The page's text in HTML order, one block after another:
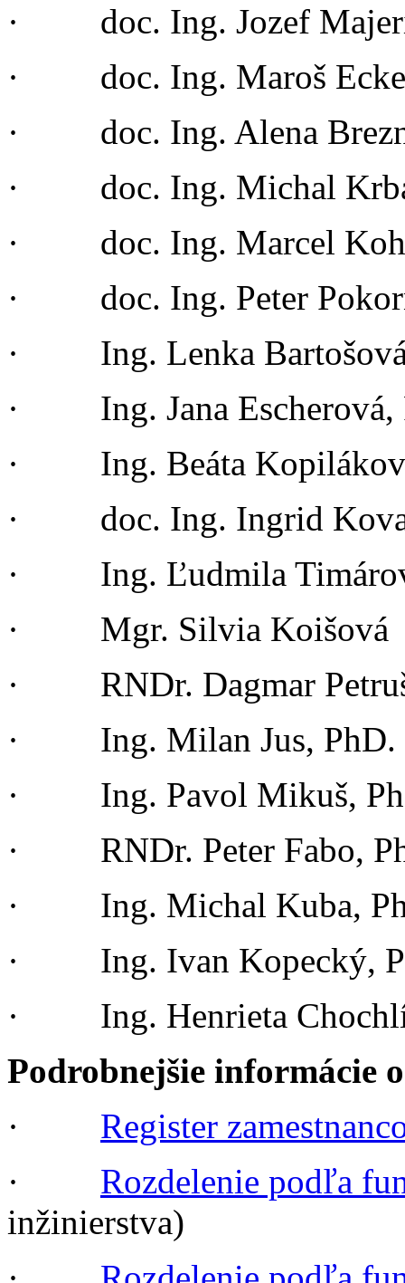
· doc. Ing. Jozef
· doc. Ing. Maroš
· doc. Ing. Alena
· doc. Ing. Michal
· doc. Ing. Marcel
· doc. Ing. Peter
· Ing. Lenka
· Ing. Jana Escherová,
· Ing. Beáta
· doc. Ing. Ingrid
· Ing. Ľudmila
· Mgr. Silvia Koišová
· RNDr. Dagmar
· Ing. Milan Jus, PhD.
· Ing. Pavol Mikuš,
· RNDr. Peter Fabo,
· Ing. Michal Kuba,
· Ing. Ivan Kopecký,
· Ing. Henrieta
Podrobnejšie informácie
· Register
· Rozdelenie podľa
inžinierstva)